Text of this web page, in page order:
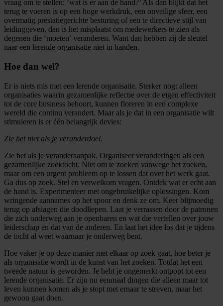
vraag om te stellen: ‘wat is er aan de hand?’ Als dan blijkt dat het
terug te voeren is op een hoge werkdruk, een onveilige sfeer, een
overmatig prestatiegerichte besturing of een te directieve stijl van
leidinggeven, dan is het misplaatst om medewerkers te zien als
degenen die ‘moeten’ veranderen. Want dan hebben zij de sleutel
naar een lerende organisatie niet in handen.
Hoe dan wel?
Er is niets mis met een lerende organisatie. Sterker nog: alleen
organisaties waarin gezamenlijke reflectie over de eigen effectiviteit
tot de core business behoort, kunnen floreren in een complexe
wereld die continu verandert. Maar als je dat in een organisatie wilt
stimuleren is er één belangrijk devies:
Zie het niet als je veranderdoel.
Zie het als je veranderaanpak. Organiseer veranderingen als een
gezamenlijke zoektocht. Niet om te zoeken vanwege het zoeken,
maar om een urgent probleem op te lossen dat over het werk gaat.
Ga dus op zoek. Stel en verwelkom vragen. Ontdek wat er echt aan
de hand is. Experimenteer met ongebruikelijke oplossingen. Kom
wringende aannames op het spoor en denk ze om. Keer blijmoedig
terug op afslagen die doodliepen. Laat je verrassen door de patronen
die zich onderweg aan je openbaren en wat die vertellen over jouw
leiderschap en dat van de anderen. En laat het idee los dat je tijdens
de tocht al weet waarnaar je onderweg bent.
Hoe vaker je op deze manier met elkaar op zoek gaat, hoe beter je
als organisatie wordt in de kunst van het zoeken. Totdat het een
tweede natuur is geworden. Je hebt je ongemerkt ontpopt tot een
lerende organisatie. Er zijn nu eenmaal dingen die alleen maar tot
leven kunnen komen als je stopt met ernaar te streven, maar het
gewoon gaat doen.